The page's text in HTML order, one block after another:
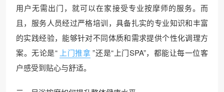
用户无需出门，就可以在家接受专业按摩师的服务。而
且，服务人员经过严格培训，具备扎实的专业知识和丰富
的实践经验，能够针对不同体质和需求提供个性化调理方
案。无论是“ 上门推拿 ”还是“上门SPA”，都能让每一位客
户感受到贴心与舒适。